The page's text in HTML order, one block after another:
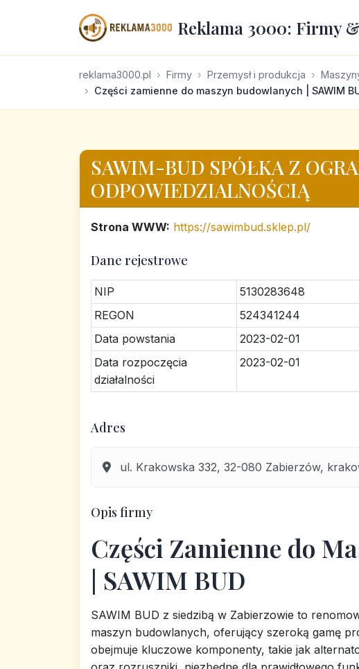
Reklama 3000: Firmy
reklama3000.pl Firmy Przemysł i produkcja
Części zamienne do maszyn budowlanych | SAWIM
SAWIM-BUD SPÓŁKA Z
ODPOWIEDZIALNOŚCIĄ
Strona WWW: https://sawimbud.sklep.pl/
Dane rejestrowe
NIP
5130283648
REGON
524341244
Data powstania
2023-02-01
Data rozpoczęcia
działalności
2023-02-01
Adres
ul. Krakowska 332, 32-080 Zabierzów,
Opis firmy
Części Zamienne do
| SAWIM BUD
SAWIM BUD z siedzibą w Zabierzowie to
maszyn budowlanych, oferujący szeroką gamę
obejmuje kluczowe komponenty, takie jak